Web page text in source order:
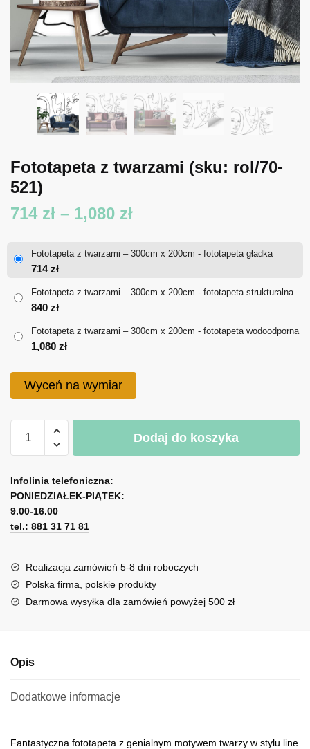
Fototapeta z twarzami (sku: rol/70-
521)
714 zł – 1,080 złZakres
714 zł
Fototapeta z twarzami – 300cm x 200cm - fototapeta gładka
714zł
Fototapeta z twarzami – 300cm x 200cm - fototapeta strukturalna
840 zł
Fototapeta z twarzami – 300cm x 200cm - fototapeta wodoodporna
1,080 zł
Wyceń na wymiar
Fototapeta
twarzami
Dodaj do koszyka
l
t
e
r
a
t
i
Infolinia telefoniczna:
PONIEDZIAŁEK-PIĄTEK:
9.00-16.00
tel.: 881 31 71 81
Realizacja zamówień 5-8 dni roboczych
Polska firma, polskie produkty
Darmowa wysyłka dla zamówień powyżej 500 zł
Opis
Dodatkowe informacje
Fantastyczna fototapeta z genialnym motywem twarzy w stylu line